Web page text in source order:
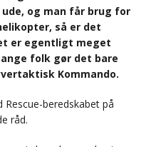
og man får brug for
så er det
er egentligt meget
folk gør det bare
Kommando.
Rescue-beredskabet på
råd.